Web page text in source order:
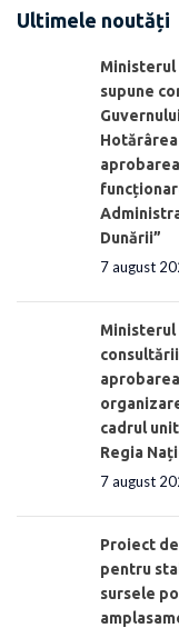
Ultimele noutăți
Ministerul
supune
Hotărârea
Dunării”
7 august
Ministerul
cadrul
Regia
7 august
Proiect
pentru
sursele